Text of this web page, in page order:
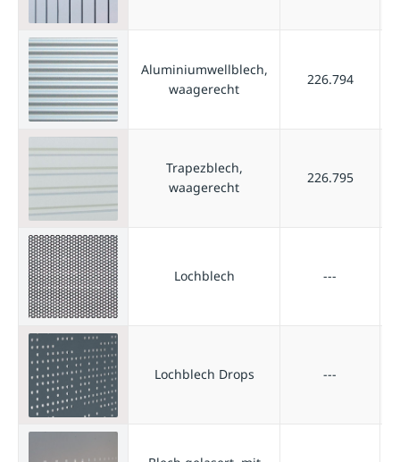
Aluminiumwellblech,
waagerecht
226.794
Trapezblech,
waagerecht
226.795
Lochblech ---
Lochblech Drops ---